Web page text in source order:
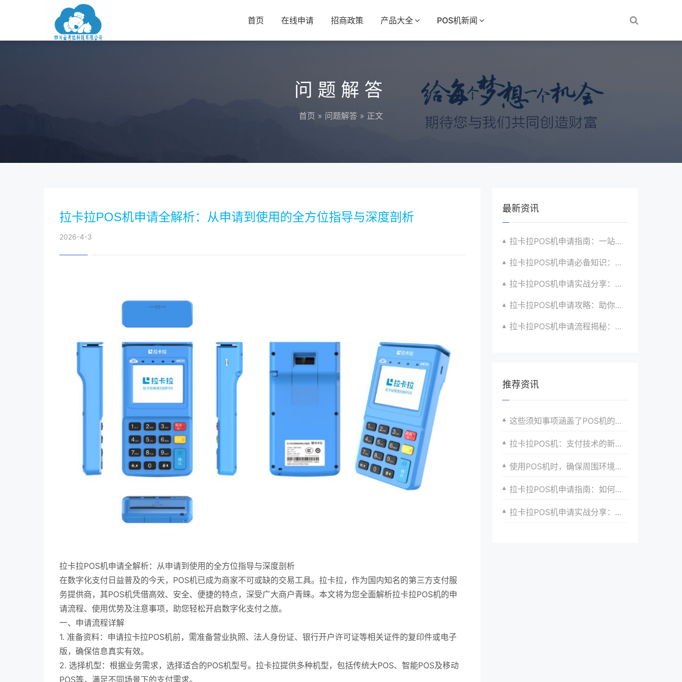
首页 在线申请 招商政策 产品大全 POS机新闻
问题解答
首页 » 问题解答 » 正文
拉卡拉POS机申请全解析：从申请到使用的全方位指导与深度剖析
2026-4-3
拉卡拉POS机申请全解析：从申请到使用的全方位指导与深度剖析
在数字化支付日益普及的今天，POS机已成为商家不可或缺的交易工具。拉卡拉，作为国内知名的第三方支付服
务提供商，其POS机凭借高效、安全、便捷的特点，深受广大商户青睐。本文将为您全面解析拉卡拉POS机的申
请流程、使用优势及注意事项，助您轻松开启数字化支付之旅。
一、申请流程详解
1. 准备资料：申请拉卡拉POS机前，需准备营业执照、法人身份证、银行开户许可证等相关证件的复印件或电子
版，确保信息真实有效。
2. 选择机型：根据业务需求，选择适合的POS机型号。拉卡拉提供多种机型，包括传统大POS、智能POS及移动
POS等，满足不同场景下的支付需求。
最新资讯
拉卡拉POS机申请指南：一站式解决商户支付升级、智能化与创新需求
拉卡拉POS机申请必备知识：全面了解政策、市场、技术与创新趋势
拉卡拉POS机申请实战分享：如何借助支付创新技术提升商户运营效益与效率
拉卡拉POS机申请攻略：助你打造个性化、差异化支付体验以提升竞争力
拉卡拉POS机申请流程揭秘：紧跟支付技术创新步伐，抢占市场先机
推荐资讯
这些须知事项涵盖了POS机的日常使用、安全管理、性能优化、故障排查等多个方面，旨在帮助用户全面了解和高效使用拉卡拉POS机。
拉卡拉POS机：支付技术的新飞跃
使用POS机时，确保周围环境安静，避免干扰操作。
拉卡拉POS机申请指南：如何构建安全、高效的支付体系
拉卡拉POS机申请实战分享：如何借助支付数据优化经营决策